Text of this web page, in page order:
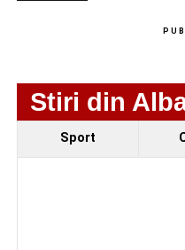
cățel a fost scos
Stiri din
Sport